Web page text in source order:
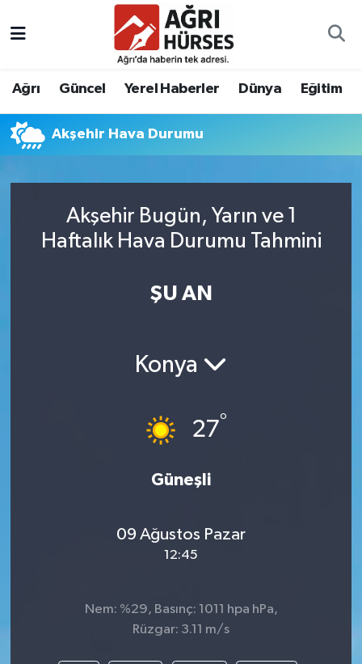
Ağrı Güncel Yerel Haberler Dünya Eğitim
Akşehir Hava Durumu
Akşehir Bugün, Yarın ve 1
Haftalık Hava Durumu Tahmini
ŞU AN
Konya
27°
Güneşli
09 Ağustos Pazar
12:45
Nem: %29, Basınç: 1011 hpa hPa,
Rüzgar: 3.11 m/s
Hava Durumu
Süper Lig Puan Durumu ve Fikstür
Tüm Manşetler
Son Dakika Haberleri